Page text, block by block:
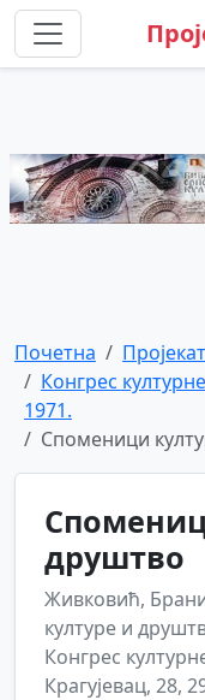
Почетна
Конгрес
1971.
Споменици
друштво
Живковић,
културе и
Конгрес
Крагујевац, 28,